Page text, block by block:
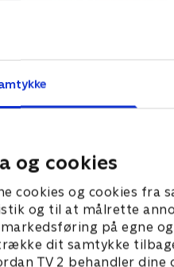
og cookies
cookies og cookies fra
og til at målrette
på egne
dit samtykke
TV 2 behandler dine
dronningebien
andre små insekter på